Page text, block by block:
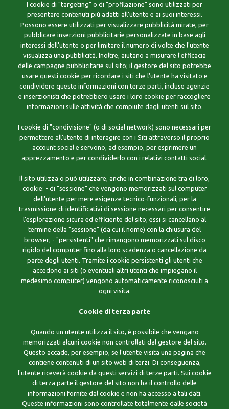
I cookie di "targeting" o di "profilazione" sono utilizzati per
presentare contenuti più adatti all'utente e ai suoi interessi.
Possono essere utilizzati per visualizzare pubblicità mirate, per
pubblicare inserzioni pubblicitarie personalizzate in base agli
interessi dell'utente o per limitare il numero di volte che l'utente
visualizza una pubblicità. Inoltre, aiutano a misurare l'efficacia
delle campagne pubblicitarie sul sito; il gestore del sito potrebbe
usare questi cookie per ricordare i siti che l'utente ha visitato e
condividere queste informazioni con terze parti, incluse agenzie
e inserzionisti che potrebbero usare i loro cookie per raccogliere
informazioni sulle attività che compiute dagli utenti sul sito.
I cookie di "condivisione" (o di social network) sono necessari per
permettere all'utente di interagire con i Siti attraverso il proprio
account social e servono, ad esempio, per esprimere un
apprezzamento e per condividerlo con i relativi contatti social.
Il sito utilizza o può utilizzare, anche in combinazione tra di loro,
cookie: - di "sessione" che vengono memorizzati sul computer
dell'utente per mere esigenze tecnico-funzionali, per la
trasmissione di identificativi di sessione necessari per consentire
l'esplorazione sicura ed efficiente del sito; essi si cancellano al
termine della "sessione" (da cui il nome) con la chiusura del
browser; - "persistenti" che rimangono memorizzati sul disco
rigido del computer fino alla loro scadenza o cancellazione da
parte degli utenti. Tramite i cookie persistenti gli utenti che
accedono ai siti (o eventuali altri utenti che impiegano il
medesimo computer) vengono automaticamente riconosciuti a
ogni visita.
Cookie di terza parte
Quando un utente utilizza il sito, è possibile che vengano
memorizzati alcuni cookie non controllati dal gestore del sito.
Questo accade, per esempio, se l'utente visita una pagina che
contiene contenuti di un sito web di terzi. Di conseguenza,
l'utente riceverà cookie da questi servizi di terze parti. Sui cookie
di terza parte il gestore del sito non ha il controllo delle
informazioni fornite dal cookie e non ha accesso a tali dati.
Queste informazioni sono controllate totalmente dalle società